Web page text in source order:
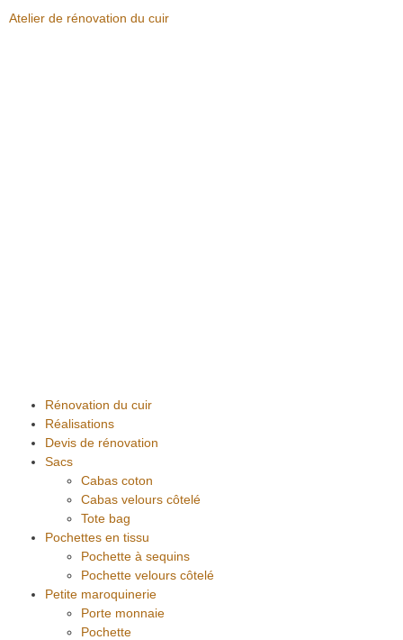
Atelier de rénovation du cuir
Rénovation du cuir
Réalisations
Devis de rénovation
Sacs
Cabas coton
Cabas velours côtelé
Tote bag
Pochettes en tissu
Pochette à sequins
Pochette velours côtelé
Petite maroquinerie
Porte monnaie
Pochette